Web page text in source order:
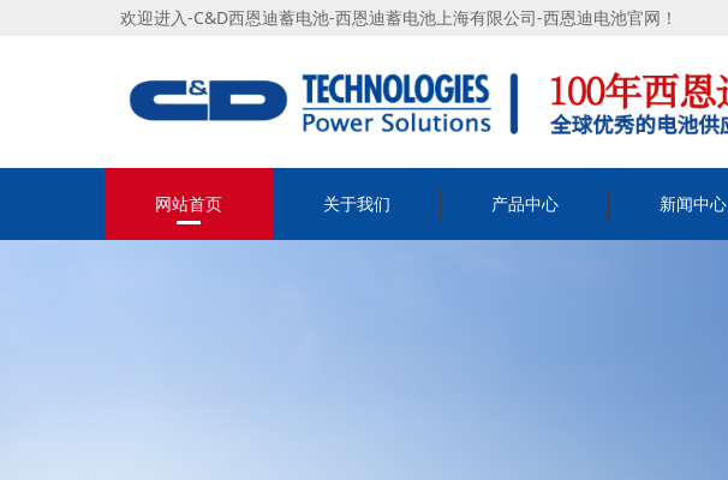
欢迎进入-C&D西恩迪蓄电池-西恩迪蓄电池上海有限公司-西恩迪电池官网！
网站首页 关于我们 产品中心 新闻中心